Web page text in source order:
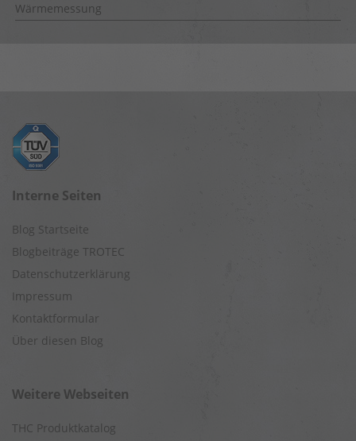
Wärmemessung
Interne Seiten
Blog Startseite
Blogbeiträge TROTEC
Datenschutzerklärung
Impressum
Kontaktformular
Über diesen Blog
Weitere Webseiten
THC Produktkatalog